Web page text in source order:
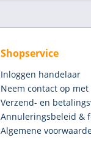
Shopservice
Inloggen handelaar
Neem contact op met
Verzend- en
Annuleringsbeleid &
Algemene